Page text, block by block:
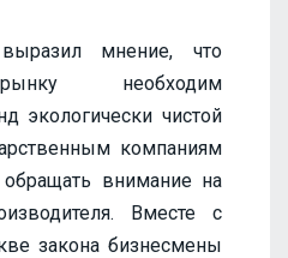
мнение, что
необходим
экологически чистой
компаниям
внимание на
Вместе с
закона бизнесмены